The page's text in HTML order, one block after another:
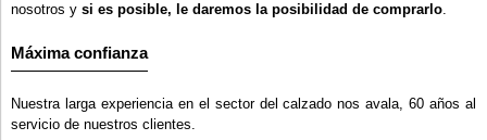
nosotros y si es posible, le daremos la posibilidad de comprarlo.
Máxima confianza
Nuestra larga experiencia en el sector del calzado nos avala, 60 años al
servicio de nuestros clientes.